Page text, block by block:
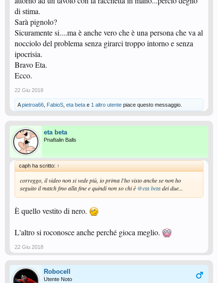
di stima.
Sarà pignolo?
Sicuramente si....ma è anche vero che è una persona che va al
nocciolo del problema senza girarci troppo intorno e senza
ipocrisia.
Bravo Eta.
Ecco.
22 Giu 2018
Apietroa66 FabioS eta beta e 1 altro utente piace questo messaggio.
eta beta
Pnaftalin Balls
caph ha scritto: ↑
correggo, il video non si vede più, io prima l'ho visto anche se non ho
seguito il match fino alla fine e quindi non so chi è @eta betadei due...
È quello vestito di nero.
L'altro si roconosce anche perché gioca meglio.
22 Giu 2018
Robocell
Utente Noto